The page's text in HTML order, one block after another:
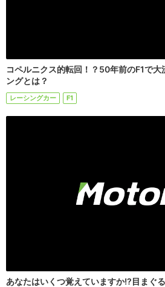
コペルニクス的転回！？50年前のF1で大
ングとは？
レーシングカー F1
あなたはいくつ覚えていますか!?目まぐ